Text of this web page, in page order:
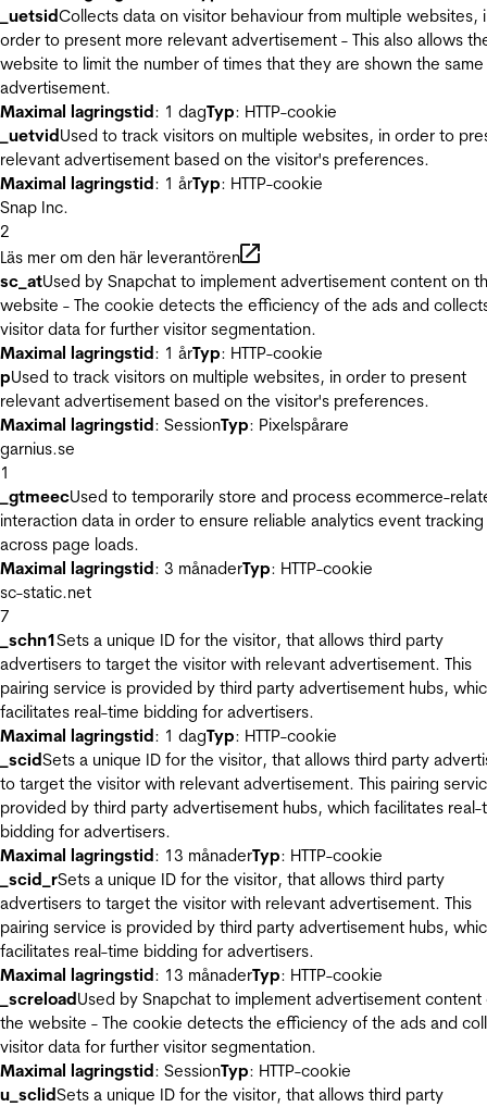
_uetsidCollects data on visitor behaviour from multiple websites,
order to present more relevant advertisement - This also allows
website to limit the number of times that they are shown the same
advertisement.
Maximal lagringstid: 1 dagTyp: HTTP-cookie
_uetvidUsed to track visitors on multiple websites, in order to
relevant advertisement based on the visitor's preferences.
Maximal lagringstid: 1 årTyp: HTTP-cookie
Snap Inc.
2
Läs mer om den här leverantören
sc_atUsed by Snapchat to implement advertisement content on
website - The cookie detects the efficiency of the ads and
visitor data for further visitor segmentation.
Maximal lagringstid: 1 årTyp: HTTP-cookie
pUsed to track visitors on multiple websites, in order to present
relevant advertisement based on the visitor's preferences.
Maximal lagringstid: SessionTyp: Pixelspårare
garnius.se
1
_gtmeecUsed to temporarily store and process ecommerce-
interaction data in order to ensure reliable analytics event tracking
across page loads.
Maximal lagringstid: 3 månaderTyp: HTTP-cookie
sc-static.net
7
_schn1Sets a unique ID for the visitor, that allows third party
advertisers to target the visitor with relevant advertisement. This
pairing service is provided by third party advertisement hubs,
facilitates real-time bidding for advertisers.
Maximal lagringstid: 1 dagTyp: HTTP-cookie
_scidSets a unique ID for the visitor, that allows third party
to target the visitor with relevant advertisement. This pairing
provided by third party advertisement hubs, which facilitates real-
bidding for advertisers.
Maximal lagringstid: 13 månaderTyp: HTTP-cookie
_scid_rSets a unique ID for the visitor, that allows third party
advertisers to target the visitor with relevant advertisement. This
pairing service is provided by third party advertisement hubs,
facilitates real-time bidding for advertisers.
Maximal lagringstid: 13 månaderTyp: HTTP-cookie
_screloadUsed by Snapchat to implement advertisement content
the website - The cookie detects the efficiency of the ads and
visitor data for further visitor segmentation.
Maximal lagringstid: SessionTyp: HTTP-cookie
u_sclidSets a unique ID for the visitor, that allows third party